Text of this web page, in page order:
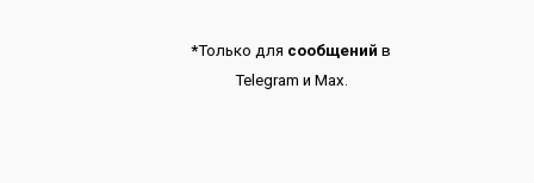
*Только для сообщений в
Telegram и Max.